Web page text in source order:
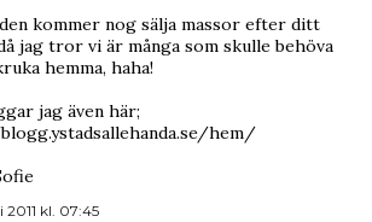
kommer nog sälja massor efter ditt
jag tror vi är många som skulle behöva
hemma, haha!
jag även här;
hem/
2011 kl. 07:45